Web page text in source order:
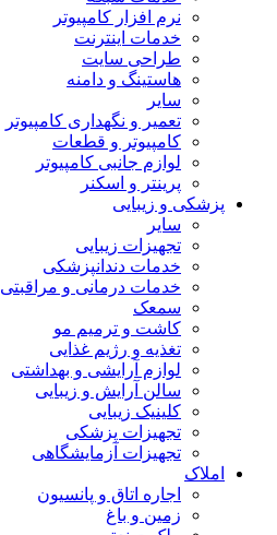
نرم افزار کامپیوتر
خدمات اینترنت
طراحی سایت
هاستینگ و دامنه
سایر
تعمیر و نگهداری کامپیوتر
کامپیوتر و قطعات
لوازم جانبی کامپیوتر
پرینتر و اسکنر
پزشکی و زیبایی
سایر
تجهیزات زیبایی
خدمات دندانپزشکی
خدمات درمانی و مراقبتی
سمعک
کاشت و ترمیم مو
تغذیه و رژیم غذایی
لوازم آرایشی و بهداشتی
سالن آرایش و زیبایی
کلینیک زیبایی
تجهیزات پزشکی
تجهیزات آزمایشگاهی
املاک
اجاره اتاق و پانسیون
زمین و باغ